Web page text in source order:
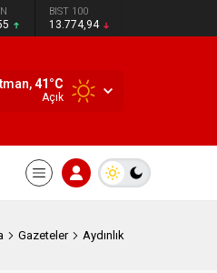
BIST 100
13.774,94
41°C
Açık
Gazeteler Aydınlık